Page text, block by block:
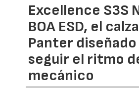
Excellence S3S
BOA ESD, el
Panter diseñado
seguir el ritmo
mecánico